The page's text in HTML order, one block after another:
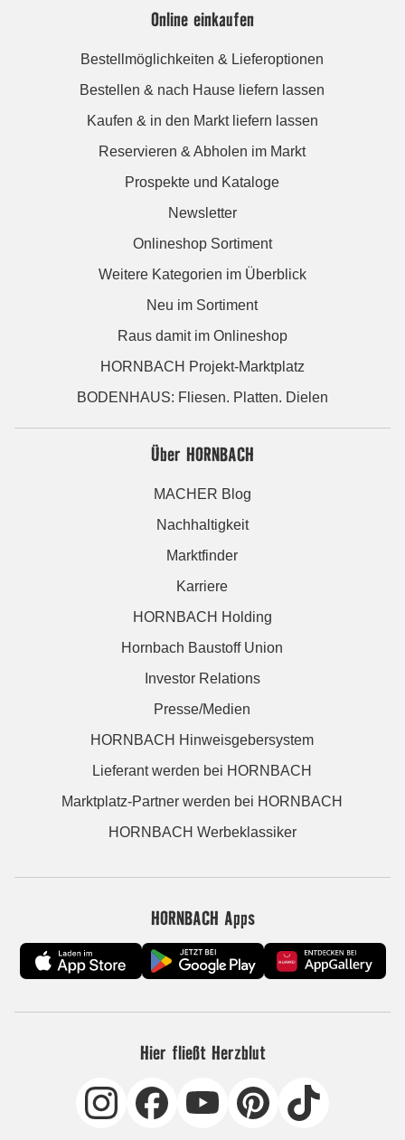
Online einkaufen
Bestellmöglichkeiten & Lieferoptionen
Bestellen & nach Hause liefern lassen
Kaufen & in den Markt liefern lassen
Reservieren & Abholen im Markt
Prospekte und Kataloge
Newsletter
Onlineshop Sortiment
Weitere Kategorien im Überblick
Neu im Sortiment
Raus damit im Onlineshop
HORNBACH Projekt-Marktplatz
BODENHAUS: Fliesen. Platten. Dielen
Über HORNBACH
MACHER Blog
Nachhaltigkeit
Marktfinder
Karriere
HORNBACH Holding
Hornbach Baustoff Union
Investor Relations
Presse/Medien
HORNBACH Hinweisgebersystem
Lieferant werden bei HORNBACH
Marktplatz-Partner werden bei HORNBACH
HORNBACH Werbeklassiker
HORNBACH Apps
Hier fließt Herzblut